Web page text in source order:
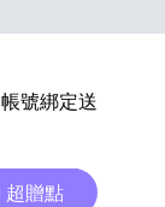
帳號綁定送
超贈點